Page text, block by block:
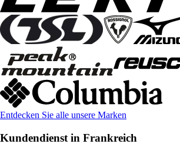
Entdecken Sie alle unsere Marken
Kundendienst in Frankreich